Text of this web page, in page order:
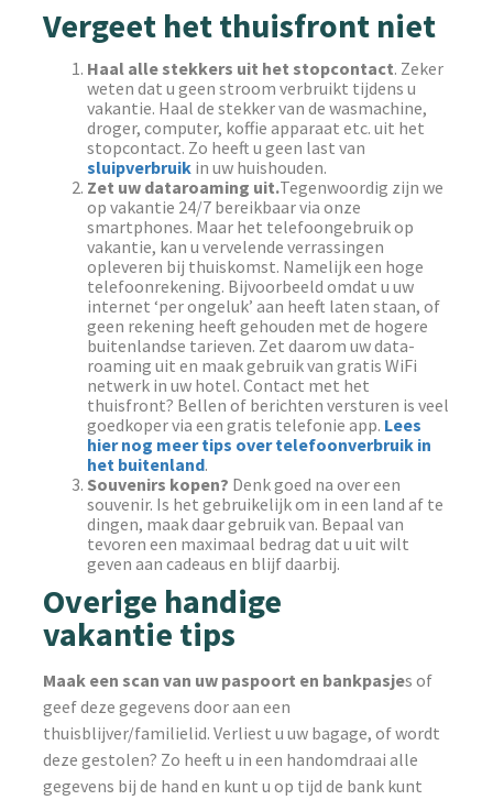
Vergeet het thuisfront niet
Haal alle stekkers uit het stopcontact. Zeker
weten dat u geen stroom verbruikt tijdens u
vakantie. Haal de stekker van de wasmachine,
droger, computer, koffie apparaat etc. uit het
stopcontact. Zo heeft u geen last van
sluipverbruik in uw huishouden.
Zet uw dataroaming uit.Tegenwoordig zijn we
op vakantie 24/7 bereikbaar via onze
smartphones. Maar het telefoongebruik op
vakantie, kan u vervelende verrassingen
opleveren bij thuiskomst. Namelijk een hoge
telefoonrekening. Bijvoorbeeld omdat u uw
internet ‘per ongeluk’ aan heeft laten staan, of
geen rekening heeft gehouden met de hogere
buitenlandse tarieven. Zet daarom uw data-
roaming uit en maak gebruik van gratis WiFi
netwerk in uw hotel. Contact met het
thuisfront? Bellen of berichten versturen is veel
goedkoper via een gratis telefonie app. Lees
hier nog meer tips over telefoonverbruik in
het buitenland.
Souvenirs kopen? Denk goed na over een
souvenir. Is het gebruikelijk om in een land af te
dingen, maak daar gebruik van. Bepaal van
tevoren een maximaal bedrag dat u uit wilt
geven aan cadeaus en blijf daarbij.
Overige handige
vakantie tips
Maak een scan van uw paspoort en bankpasjes of
geef deze gegevens door aan een
thuisblijver/familielid. Verliest u uw bagage, of wordt
deze gestolen? Zo heeft u in een handomdraai alle
gegevens bij de hand en kunt u op tijd de bank kunt